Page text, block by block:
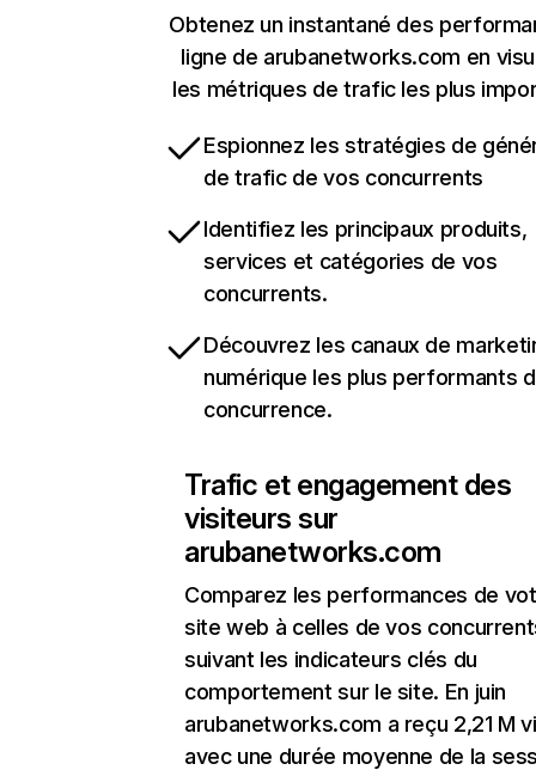
Obtenez un instantané des
ligne de arubanetworks.com en
les métriques de trafic les plus
Espionnez les stratégies de
de trafic de vos concurrents
Identifiez les principaux produits,
services et catégories de vos
concurrents.
Découvrez les canaux de
numérique les plus performants
concurrence.
Trafic et engagement des
visiteurs sur
arubanetworks.com
Comparez les performances de
site web à celles de vos
suivant les indicateurs clés du
comportement sur le site. En juin
arubanetworks.com a reçu 2,21 M
avec une durée moyenne de la